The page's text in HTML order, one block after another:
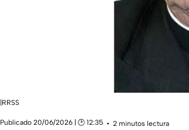
|RRSS
Publicado 20/06/2026 | 🕑 12:35
2 minutos lectura